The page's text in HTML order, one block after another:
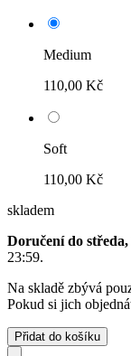
Medium
110,00 Kč
Soft
110,00 Kč
skladem
Doručení do středa,
23:59.
Na skladě zbývá
Pokud si jich
Přidat do košíku